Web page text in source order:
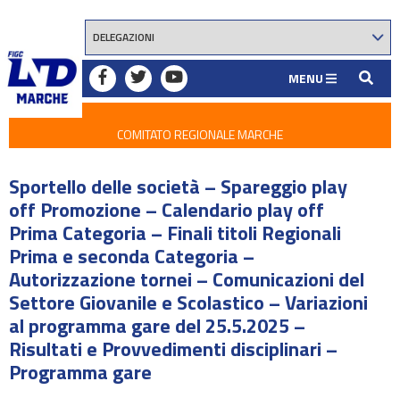
MENU
COMITATO REGIONALE MARCHE
Sportello delle società – Spareggio play
off Promozione – Calendario play off
Prima Categoria – Finali titoli Regionali
Prima e seconda Categoria –
Autorizzazione tornei – Comunicazioni del
Settore Giovanile e Scolastico – Variazioni
al programma gare del 25.5.2025 –
Risultati e Provvedimenti disciplinari –
Programma gare